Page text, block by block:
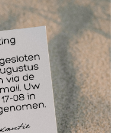
van uw
is afgesleten
achter. U kunt dan de
borsteltje weer
een veilige
Uiterst veilig voor